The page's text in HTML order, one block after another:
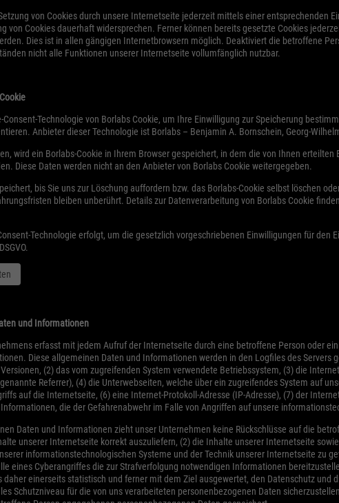
von Cookies durch unsere Internetseite jederzeit mittels einer entsprechenden
von Cookies dauerhaft widersprechen. Ferner können bereits gesetzte Cookies
Dies ist in allen gängigen Internetbrowsern möglich. Deaktiviert die betroffene
nicht alle Funktionen unserer Internetseite vollumfänglich nutzbar.
Consent-Technologie von Borlabs Cookie, um Ihre Einwilligung zur Speicherung
Anbieter dieser Technologie ist Borlabs – Benjamin A. Bornschein, Georg-
wird ein Borlabs-Cookie in Ihrem Browser gespeichert, in dem die von Ihnen
Diese Daten werden nicht an den Anbieter von Borlabs Cookie weitergegeben.
bis Sie uns zur Löschung auffordern bzw. das Borlabs-Cookie selbst löschen
bleiben unberührt. Details zur Datenverarbeitung von Borlabs Cookie
Technologie erfolgt, um die gesetzlich vorgeschriebenen Einwilligungen für den
und Informationen
erfasst mit jedem Aufruf der Internetseite durch eine betroffene Person oder
Diese allgemeinen Daten und Informationen werden in den Logfiles des Servers
(2) das vom zugreifenden System verwendete Betriebssystem, (3) die
Referrer), (4) die Unterwebseiten, welche über ein zugreifendes System auf
auf die Internetseite, (6) eine Internet-Protokoll-Adresse (IP-Adresse), (7) der
die der Gefahrenabwehr im Falle von Angriffen auf unsere
Daten und Informationen zieht unser Unternehmen keine Rückschlüsse auf die
unserer Internetseite korrekt auszuliefern, (2) die Inhalte unserer Internetseite
informationstechnologischen Systeme und der Technik unserer Internetseite zu
eines Cyberangriffes die zur Strafverfolgung notwendigen Informationen
einerseits statistisch und ferner mit dem Ziel ausgewertet, den Datenschutz und
Schutzniveau für die von uns verarbeiteten personenbezogenen Daten